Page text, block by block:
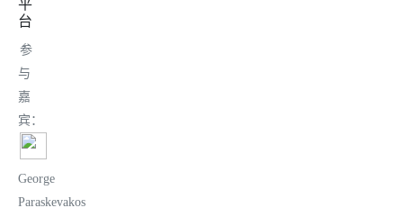
平
台
参
与
嘉
宾：
George
Paraskevakos